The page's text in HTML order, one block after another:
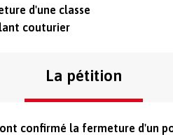
d'une classe
couturier
La pétition
ont confirmé la fermeture d'un